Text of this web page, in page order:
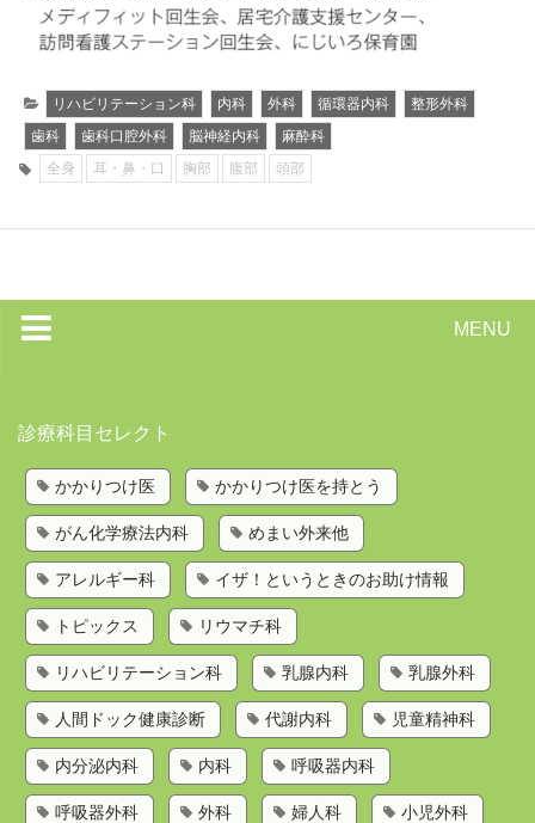
リハビリテーション科 内科 外科 循環器内科
整形外科
歯科
歯科口腔外科 脳神経内科
麻酔科
全身
耳・鼻・口 胸部 腹部 頭部
MENU
かかりつけ医を持とう
歯科検索
診療科目から探す
お問い合わせ
運営会社
診療科目セレクト
かかりつけ医 かかりつけ医を持とう
がん化学療法内科 めまい外来他
アレルギー科 イザ！というときのお助け情報
トピックス リウマチ科
リハビリテーション科 乳腺内科 乳腺外科
人間ドック健康診断 代謝内科 児童精神科
内分泌内科 内科 呼吸器内科
呼吸器外科 外科 婦人科 小児外科